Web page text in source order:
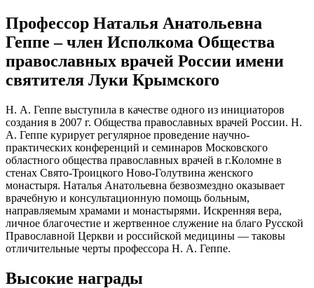
Профессор Наталья Анатольевна
Геппе – член Исполкома Общества
православных врачей России имени
святителя Луки Крымского
Н. А. Геппе выступила в качестве одного из инициаторов
создания в 2007 г. Общества православных врачей России. Н.
А. Геппе курирует регулярное проведение научно-
практических конференций и семинаров Московского
областного общества православных врачей в г.Коломне в
стенах Свято-Троицкого Ново-Голутвина женского
монастыря. Наталья Анатольевна безвозмездно оказывает
врачебную и консультационную помощь больным,
направляемым храмами и монастырями. Искренняя вера,
личное благочестие и жертвенное служение на благо Русской
Православной Церкви и российской медицины — таковы
отличительные черты профессора Н. А. Геппе.
Высокие награды